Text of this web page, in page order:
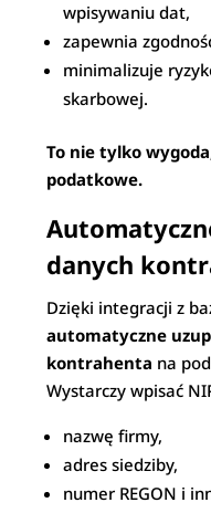
wpisywaniu dat,
zapewnia
minimalizuje
skarbowej.
To nie tylko
podatkowe.
danych
Dzięki integracji z
automatyczne
kontrahenta na
Wystarczy wpisać
nazwę firmy,
adres siedziby,
numer REGON i